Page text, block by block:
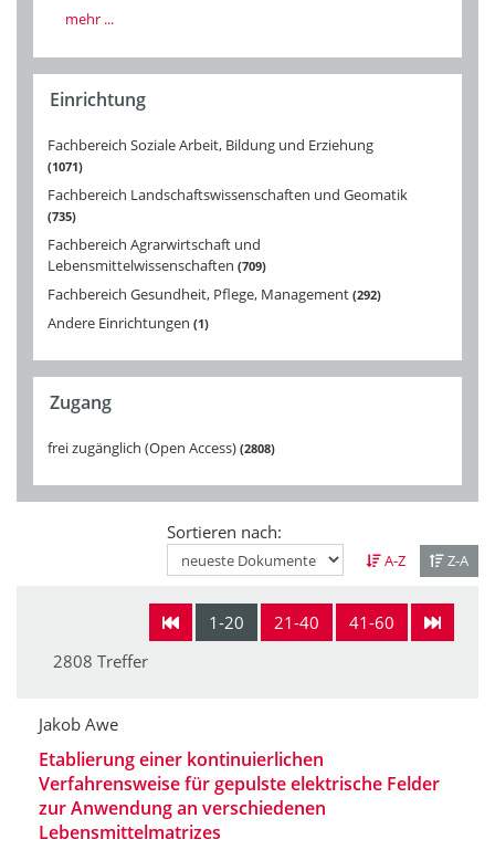
mehr ...
Einrichtung
Fachbereich Soziale Arbeit, Bildung und Erziehung
1071
Fachbereich Landschaftswissenschaften und Geomatik
735
Fachbereich Agrarwirtschaft und
Lebensmittelwissenschaften 709
Fachbereich Gesundheit, Pflege, Management 292
Andere Einrichtungen 1
Zugang
frei zugänglich (Open Access) 2808
Sortieren nach:
A-Z Z-A
1-20 21-40
41-60
2808 Treffer
Jakob Awe
Etablierung einer kontinuierlichen
Verfahrensweise für gepulste elektrische Felder
zur Anwendung an verschiedenen
Lebensmittelmatrizes